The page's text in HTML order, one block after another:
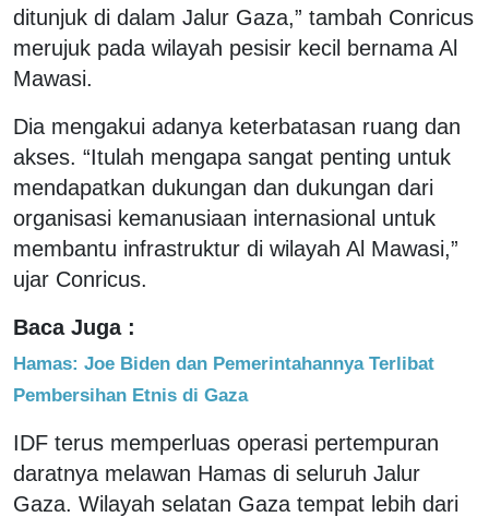
ditunjuk di dalam Jalur Gaza,” tambah Conricus
merujuk pada wilayah pesisir kecil bernama Al
Mawasi.
Dia mengakui adanya keterbatasan ruang dan
akses. “Itulah mengapa sangat penting untuk
mendapatkan dukungan dan dukungan dari
organisasi kemanusiaan internasional untuk
membantu infrastruktur di wilayah Al Mawasi,”
ujar Conricus.
Baca Juga :
Hamas: Joe Biden dan Pemerintahannya Terlibat
Pembersihan Etnis di Gaza
IDF terus memperluas operasi pertempuran
daratnya melawan Hamas di seluruh Jalur
Gaza. Wilayah selatan Gaza tempat lebih dari